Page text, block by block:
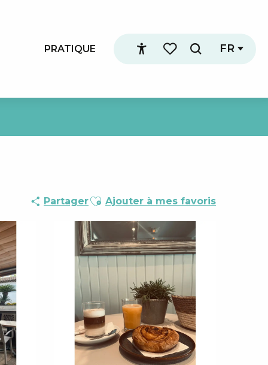
Accessibilité
Voir les favoris
Recherche
FR
PRATIQUE
PartagerAjouter aux favoris
Ajouter à mes favoris